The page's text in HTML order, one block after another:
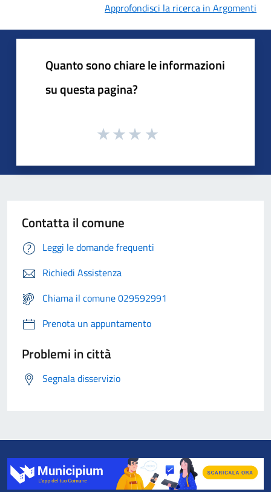
Approfondisci la ricerca in Argomenti
Quanto sono chiare le informazioni
su questa pagina?
Contatta il comune
Leggi le domande frequenti
Richiedi Assistenza
Chiama il comune 029592991
Prenota un appuntamento
Problemi in città
Segnala disservizio